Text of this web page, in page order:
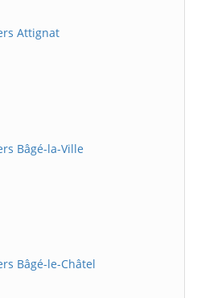
Attignat
Bâgé-la-Ville
Bâgé-le-Châtel